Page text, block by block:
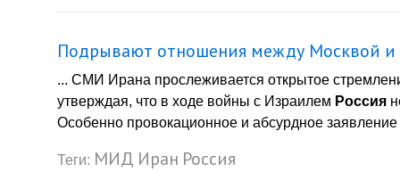
Подрывают отношения между Москвой и
... СМИ Ирана прослеживается открытое
утверждая, что в ходе войны с Израилем Россия
Особенно провокационное и абсурдное
Теги: МИД Иран Россия